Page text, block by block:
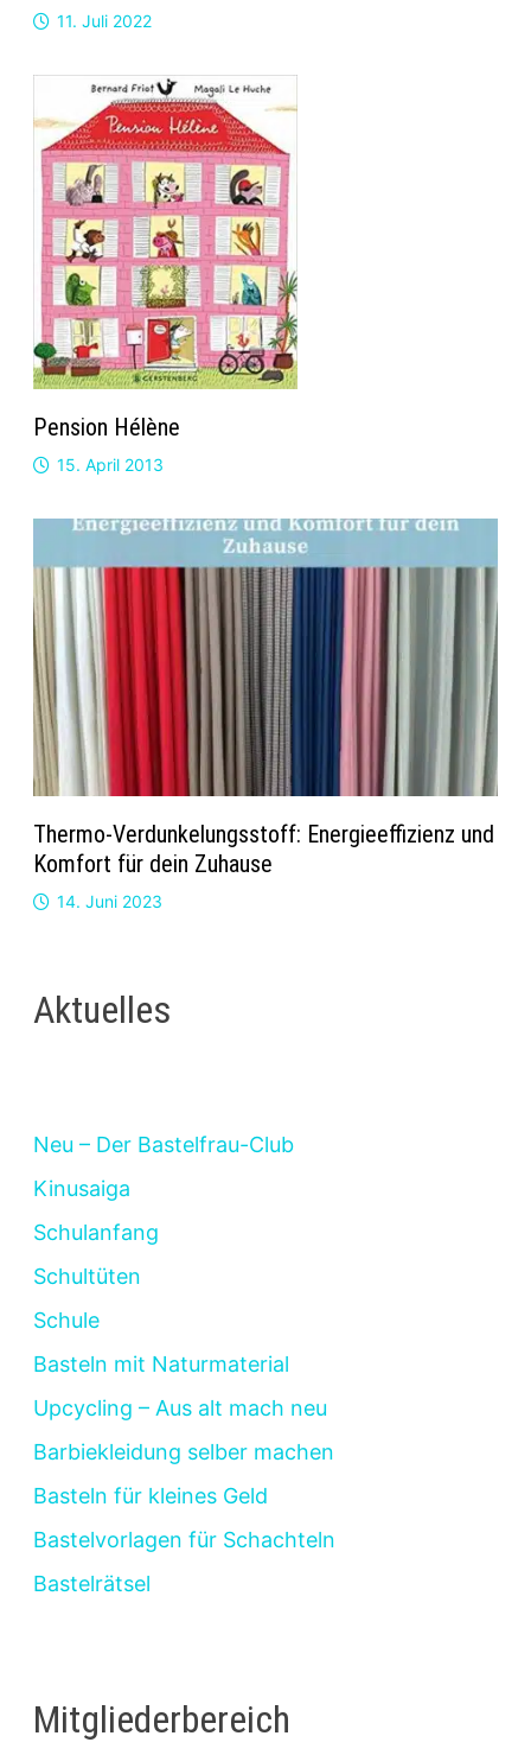
11. Juli 2022
Pension Hélène
15. April 2013
Thermo-Verdunkelungsstoff: Energieeffizienz und
Komfort für dein Zuhause
14. Juni 2023
Aktuelles
Neu – Der Bastelfrau-Club
Kinusaiga
Schulanfang
Schultüten
Schule
Basteln mit Naturmaterial
Upcycling – Aus alt mach neu
Barbiekleidung selber machen
Basteln für kleines Geld
Bastelvorlagen für Schachteln
Bastelrätsel
Mitgliederbereich